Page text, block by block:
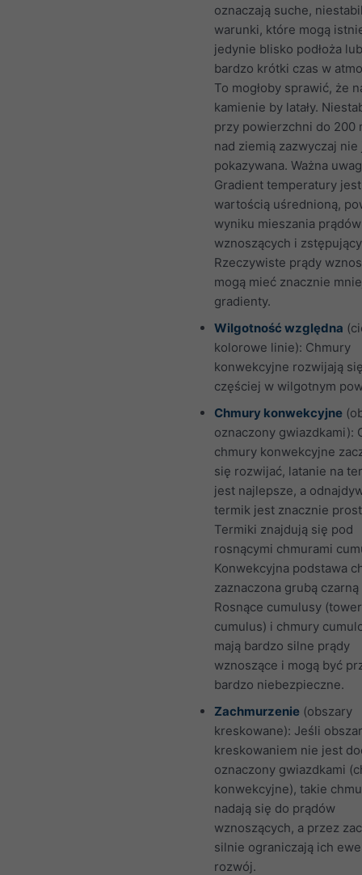
oznaczają suche,
warunki, które mogą
jedynie blisko podłoża
bardzo krótki czas w
To mogłoby sprawić, że
kamienie by latały.
przy powierzchni do 200
nad ziemią zazwyczaj nie
pokazywana. Ważna
Gradient temperatury jest
wartością uśrednioną,
wyniku mieszania prądów
wznoszących i
Rzeczywiste prądy
mogą mieć znacznie
gradienty.
Wilgotność względna
kolorowe linie): Chmury
konwekcyjne rozwijają
częściej w wilgotnym
Chmury konwekcyjne
oznaczony gwiazdkami):
chmury konwekcyjne
się rozwijać, latanie na
jest najlepsze, a
termik jest znacznie
Termiki znajdują się pod
rosnącymi chmurami
Konwekcyjna podstawa
zaznaczona grubą
Rosnące cumulusy
cumulus) i chmury
mają bardzo silne prądy
wznoszące i mogą być
bardzo niebezpieczne.
Zachmurzenie (obszary
kreskowane): Jeśli
kreskowaniem nie jest
oznaczony gwiazdkami
konwekcyjne), takie
nadają się do prądów
wznoszących, a przez
silnie ograniczają ich
rozwój.